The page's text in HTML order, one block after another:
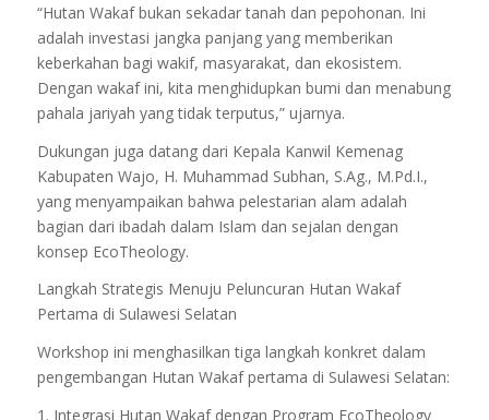
“Hutan Wakaf bukan sekadar tanah dan pepohonan. Ini
adalah investasi jangka panjang yang memberikan
keberkahan bagi wakif, masyarakat, dan ekosistem.
Dengan wakaf ini, kita menghidupkan bumi dan menabung
pahala jariyah yang tidak terputus,” ujarnya.
Dukungan juga datang dari Kepala Kanwil Kemenag
Kabupaten Wajo, H. Muhammad Subhan, S.Ag., M.Pd.I.,
yang menyampaikan bahwa pelestarian alam adalah
bagian dari ibadah dalam Islam dan sejalan dengan
konsep EcoTheology.
Langkah Strategis Menuju Peluncuran Hutan Wakaf
Pertama di Sulawesi Selatan
Workshop ini menghasilkan tiga langkah konkret dalam
pengembangan Hutan Wakaf pertama di Sulawesi Selatan:
1. Integrasi Hutan Wakaf dengan Program EcoTheology